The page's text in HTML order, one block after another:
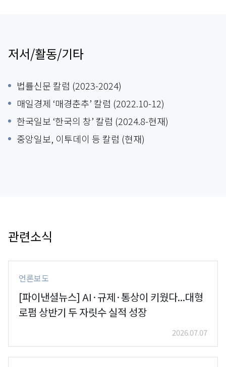
저서/활동/기타
법률신문 칼럼 (2023-2024)
매일경제 ‘매경춘추’ 칼럼 (2022.10-12)
한국일보 ‘한국의 창’ 칼럼 (2024.8-현재)
중앙일보, 이투데이 등 칼럼 (현재)
관련소식
언론보도
[파이낸셜뉴스] AI·규제·통상이 키웠다...대형
로펌 상반기 두 자릿수 실적 성장
2026.07.07